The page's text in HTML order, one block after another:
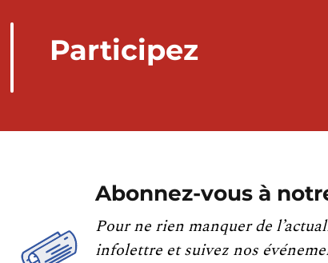
Participez
Abonnez-vous à
Pour ne rien manquer de
infolettre et suivez nos